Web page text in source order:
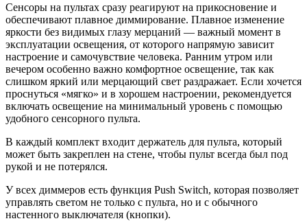
Сенсоры на пультах сразу реагируют на прикосновение и
обеспечивают плавное диммирование. Плавное изменение
яркости без видимых глазу мерцаний — важный момент в
эксплуатации освещения, от которого напрямую зависит
настроение и самочувствие человека. Ранним утром или
вечером особенно важно комфортное освещение, так как
слишком яркий или мерцающий свет раздражает. Если хочется
проснуться «мягко» и в хорошем настроении, рекомендуется
включать освещение на минимальный уровень с помощью
удобного сенсорного пульта.
В каждый комплект входит держатель для пульта, который
может быть закреплен на стене, чтобы пульт всегда был под
рукой и не потерялся.
У всех диммеров есть функция Push Switch, которая позволяет
управлять светом не только с пульта, но и с обычного
настенного выключателя (кнопки).